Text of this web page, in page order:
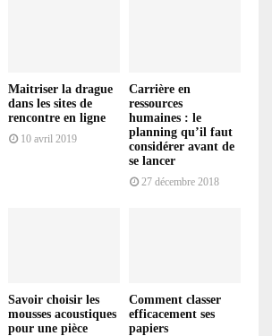
Maitriser la drague
dans les sites de
rencontre en ligne
10 avril 2019
Carrière en
ressources
humaines : le
planning qu’il faut
considérer avant de
se lancer
27 décembre 2018
Savoir choisir les
mousses acoustiques
pour une pièce
Comment classer
efficacement ses
papiers